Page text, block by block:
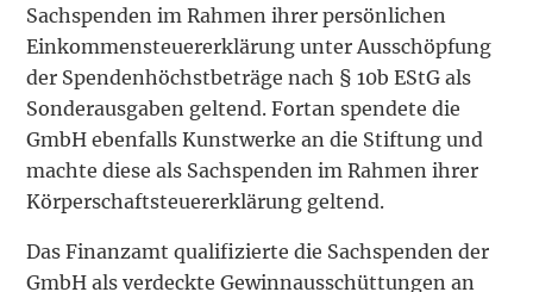
Sachspenden im Rahmen ihrer persönlichen
Einkommensteuererklärung unter Ausschöpfung
der Spendenhöchstbeträge nach § 10b EStG als
Sonderausgaben geltend. Fortan spendete die
GmbH ebenfalls Kunstwerke an die Stiftung und
machte diese als Sachspenden im Rahmen ihrer
Körperschaftsteuererklärung geltend.
Das Finanzamt qualifizierte die Sachspenden der
GmbH als verdeckte Gewinnausschüttungen an